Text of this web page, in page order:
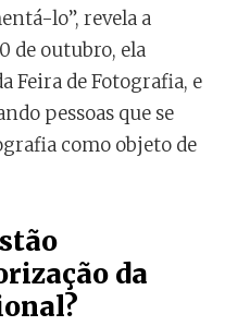
lo”, revela a
de outubro, ela
Feira de Fotografia, e
pessoas que se
como objeto de
da